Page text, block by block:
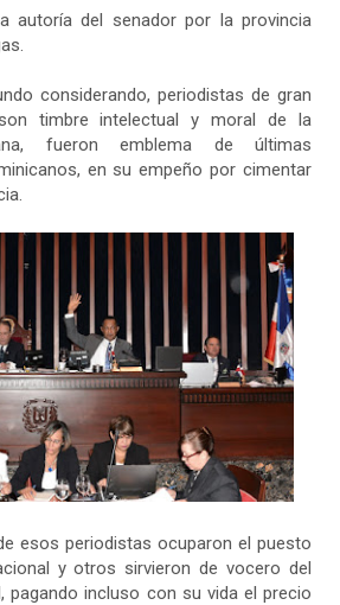
autoría del senador por la provincia
considerando, periodistas de gran
timbre intelectual y moral de la
fueron emblema de últimas
en su empeño por cimentar
esos periodistas ocuparon el puesto
y otros sirvieron de vocero del
pagando incluso con su vida el precio